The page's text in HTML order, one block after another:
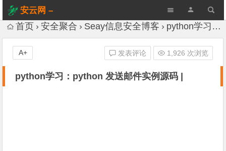
安云网 –
AnYun.ORG
首页 安全聚合 Seay信息安全博客 python学习：python 发送邮件实例源码 |
python学习：python 发送邮件实例源码 |
发表评论 1,926 次浏览
A+